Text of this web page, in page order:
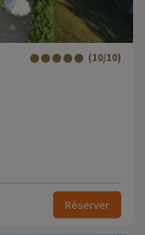
(10/10)
Réserver